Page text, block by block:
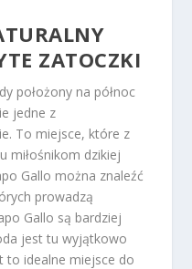
ZATOCZKI
położony na północ
jedne z
To miejsce, które z
miłośnikom dzikiej
Gallo można znaleźć
prowadzą
Gallo są bardziej
jest tu wyjątkowo
to idealne miejsce do